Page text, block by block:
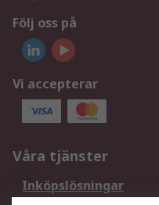
Följ oss på
Vi accepterar
Våra tjänster
Inköpslösningar